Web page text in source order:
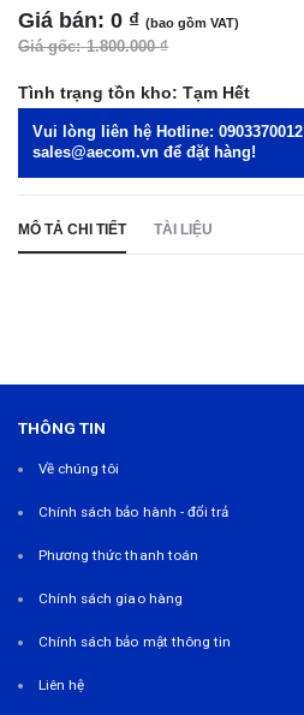
Giá bán: 0 ₫ (bao gồm VAT)
Giá gốc: 1.800.000 ₫
Tình trạng tồn kho: Tạm Hết
Vui lòng liên hệ Hotline: 0903370012
sales@aecom.vn để đặt hàng!
MÔ TẢ CHI TIẾT TÀI LIỆU
THÔNG TIN
Về chúng tôi
Chính sách bảo hành - đổi trả
Phương thức thanh toán
Chính sách giao hàng
Chính sách bảo mật thông tin
Liên hệ